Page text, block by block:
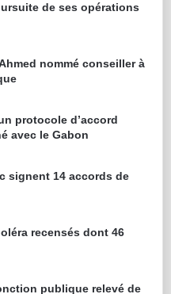
de ses opérations
nommé conseiller à
protocole d’accord
avec le Gabon
signent 14 accords de
recensés dont 46
publique relevé de